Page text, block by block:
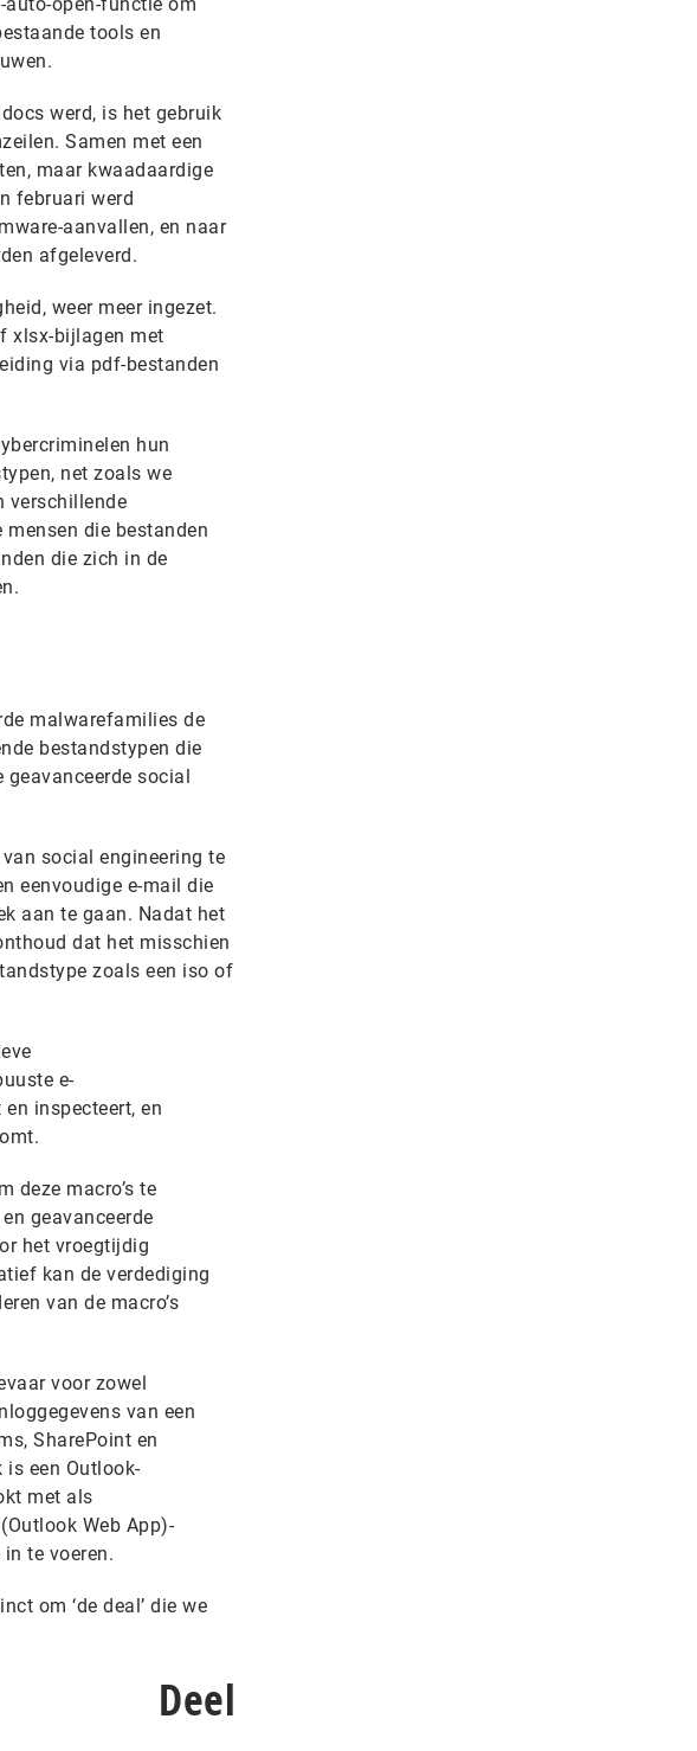
tools en
werd, is het gebruik
Samen met een
maar kwaadaardige
februari werd
aanvallen, en naar
afgeleverd.
weer meer ingezet.
xlsx-bijlagen met
via pdf-bestanden
hun
net zoals we
verschillende
die bestanden
die zich in de
malwarefamilies de
bestandstypen die
social
social engineering te
eenvoudige e-mail die
aan te gaan. Nadat het
dat het misschien
zoals een iso of
e-
inspecteert, en
deze macro’s te
geavanceerde
het vroegtijdig
kan de verdediging
van de macro’s
voor zowel
van een
SharePoint en
een Outlook-
met als
Web App)-
te voeren.
om ‘de deal’ die we
Deel